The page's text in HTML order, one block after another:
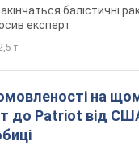
балістичні
експерт
т.
на
до Patriot від